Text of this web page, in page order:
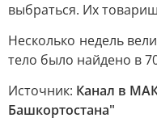
выбраться. Их
Несколько недель
тело было найдено в
Источник: Канал в
Башкортостана"